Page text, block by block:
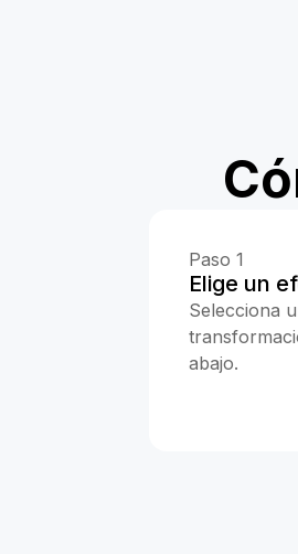
Paso 1
Elige un
Selecciona
abajo.